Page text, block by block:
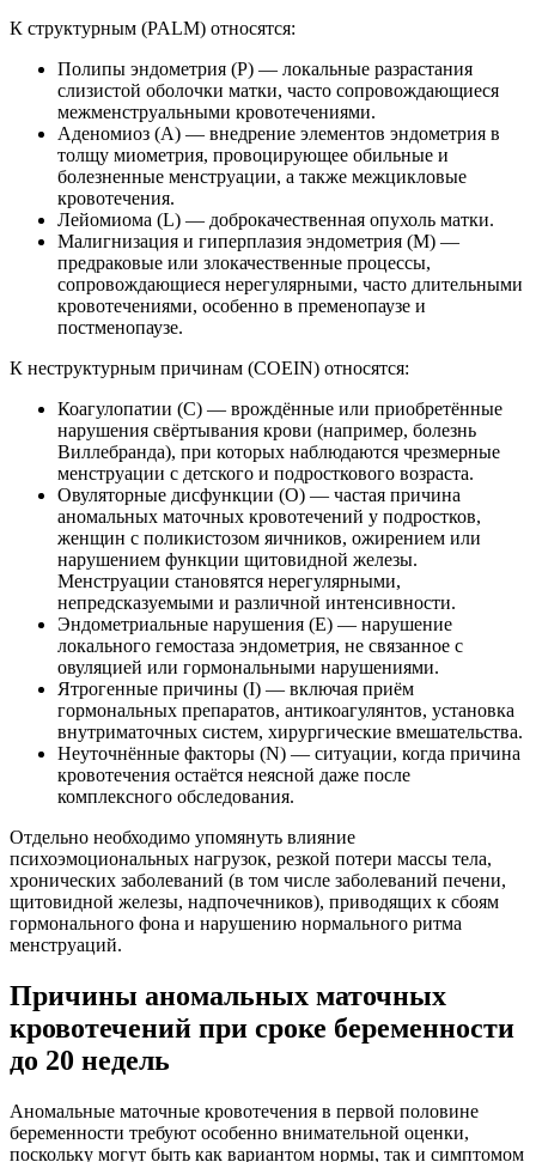
К структурным (PALM) относятся:
Полипы эндометрия (P) — локальные разрастания
слизистой оболочки матки, часто сопровождающиеся
межменструальными кровотечениями.
Аденомиоз (A) — внедрение элементов эндометрия в
толщу миометрия, провоцирующее обильные и
болезненные менструации, а также межцикловые
кровотечения.
Лейомиома (L) — доброкачественная опухоль матки.
Малигнизация и гиперплазия эндометрия (M) —
предраковые или злокачественные процессы,
сопровождающиеся нерегулярными, часто длительными
кровотечениями, особенно в пременопаузе и
постменопаузе.
К неструктурным причинам (COEIN) относятся:
Коагулопатии (C) — врождённые или приобретённые
нарушения свёртывания крови (например, болезнь
Виллебранда), при которых наблюдаются чрезмерные
менструации с детского и подросткового возраста.
Овуляторные дисфункции (O) — частая причина
аномальных маточных кровотечений у подростков,
женщин с поликистозом яичников, ожирением или
нарушением функции щитовидной железы.
Менструации становятся нерегулярными,
непредсказуемыми и различной интенсивности.
Эндометриальные нарушения (E) — нарушение
локального гемостаза эндометрия, не связанное с
овуляцией или гормональными нарушениями.
Ятрогенные причины (I) — включая приём
гормональных препаратов, антикоагулянтов, установка
внутриматочных систем, хирургические вмешательства.
Неуточнённые факторы (N) — ситуации, когда причина
кровотечения остаётся неясной даже после
комплексного обследования.
Отдельно необходимо упомянуть влияние
психоэмоциональных нагрузок, резкой потери массы тела,
хронических заболеваний (в том числе заболеваний печени,
щитовидной железы, надпочечников), приводящих к сбоям
гормонального фона и нарушению нормального ритма
менструаций.
Причины аномальных маточных
кровотечений при сроке беременности
до 20 недель
Аномальные маточные кровотечения в первой половине
беременности требуют особенно внимательной оценки,
поскольку могут быть как вариантом нормы, так и симптомом